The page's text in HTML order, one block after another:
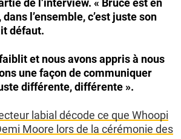
de l’interview. « Bruce est en
l’ensemble, c’est juste son
défaut.
et nous avons appris à nous
une façon de communiquer
différente, différente ».
labial décode ce que Whoopi
Moore lors de la cérémonie des